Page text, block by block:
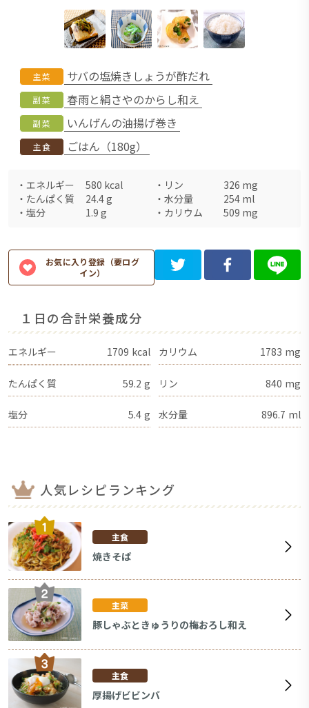
主菜 サバの塩焼きしょうが酢だれ
副菜 春雨と絹さやのからし和え
副菜 いんげんの油揚げ巻き
主食 ごはん（180g）
・ エネルギー 580 kcal ・ リン 326 mg
・ たんぱく質 24.4g ・ 水分量 254 ml
・ 塩分 1.9 g ・ カリウム 509 mg
お気に入り登録（要ログ
イン）
１日の合計栄養成分
エネルギー 1709 kcal カリウム 1783 mg
たんぱく質 59.2 g リン 840 mg
塩分 5.4 g 水分量 896.7 ml
人気レシピランキング
主食
焼きそば
主菜
豚しゃぶときゅうりの梅おろし和え
主食
厚揚げビビンバ